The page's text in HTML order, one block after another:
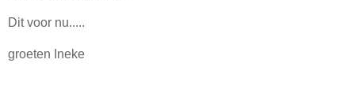
Dit voor nu.....
groeten Ineke